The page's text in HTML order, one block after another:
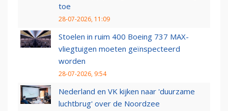
toe
28-07-2026, 11:09
Stoelen in ruim 400 Boeing 737 MAX-
vliegtuigen moeten geïnspecteerd
worden
28-07-2026, 9:54
Nederland en VK kijken naar 'duurzame
luchtbrug' over de Noordzee